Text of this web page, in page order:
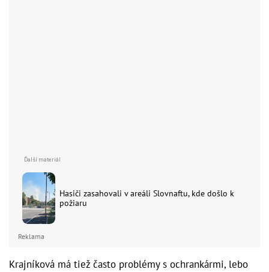
Hasiči zasahovali v areáli Slovnaftu, kde došlo k
požiaru
Reklama
Krajníková má tiež často problémy s ochrankármi, lebo